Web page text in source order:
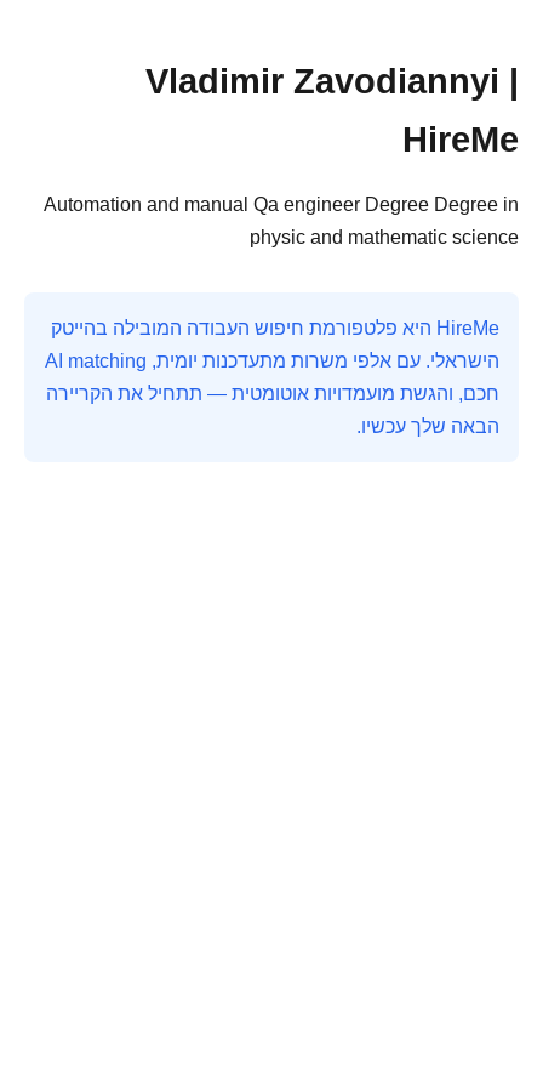
Vladimir Zavodiannyi |
HireMe
Automation and manual Qa engineer Degree Degree in
physic and mathematic science
HireMe היא פלטפורמת חיפוש העבודה המובילה בהייטק
הישראלי. עם אלפי משרות מתעדכנות יומית, AI matching
חכם, והגשת מועמדויות אוטומטית — תתחיל את הקריירה
הבאה שלך עכשיו.